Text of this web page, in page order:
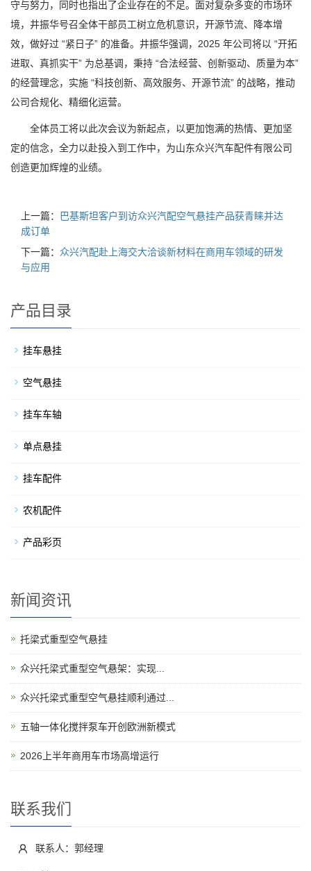
守与努力，同时也指出了企业存在的不足。面对复杂多变的市场环
境，井振华号召全体干部员工树立危机意识，开源节流、降本增
效，做好过 “紧日子” 的准备。井振华强调，2025 年公司将以 “开拓
进取、真抓实干” 为总基调，秉持 “合法经营、创新驱动、质量为本”
的经营理念，实施 “科技创新、高效服务、开源节流” 的战略，推动
公司合规化、精细化运营。
全体员工将以此次会议为新起点，以更加饱满的热情、更加坚
定的信念，全力以赴投入到工作中，为山东众兴汽车配件有限公司
创造更加辉煌的业绩。
上一篇：
巴基斯坦客户到访众兴汽配空气悬挂产品获青睐并达
成订单
下一篇： 众兴汽配赴上海交大洽谈新材料在商用车领域的研发
与应用
产品目录
挂车悬挂
空气悬挂
挂车车轴
单点悬挂
挂车配件
农机配件
产品彩页
新闻资讯
托梁式重型空气悬挂
​众兴托梁式重型空气悬架：实现...
众兴托梁式重型空气悬挂顺利通过...
五轴一体化搅拌泵车开创欧洲新模式
2026上半年商用车市场高增运行
联系我们
联系人：郭经理